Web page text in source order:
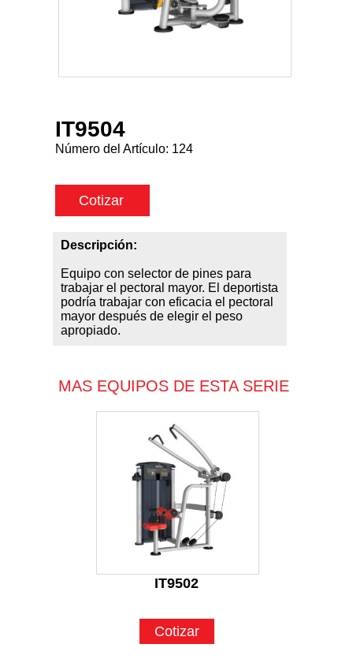
IT9504
Número del Artículo: 124
Cotizar
Descripción:
Equipo con selector de pines para
trabajar el pectoral mayor. El deportista
podría trabajar con eficacia el pectoral
mayor después de elegir el peso
apropiado.
MAS EQUIPOS DE ESTA SERIE
IT9502
Cotizar